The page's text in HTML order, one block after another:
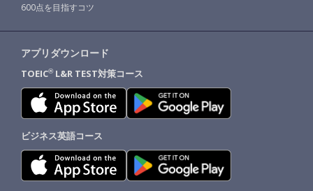
600点を目指すコツ
アプリダウンロード
TOEIC®L&R TEST対策コース
ビジネス英語コース